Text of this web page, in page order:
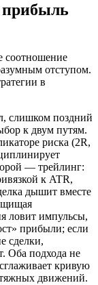
прибыль
соотношение
отступом.
в
слишком поздний
к двум путям.
риска (2R,
— трейлинг:
к ATR,
дышит вместе
ловит импульсы,
прибыли; если
сделки,
Оба подхода не
кривую
движений.